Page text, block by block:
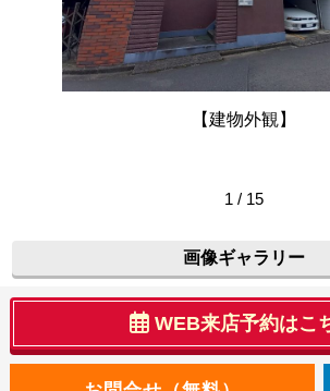
【建物外観】
1 / 15
画像ギャラリー
WEB来店予約はこ